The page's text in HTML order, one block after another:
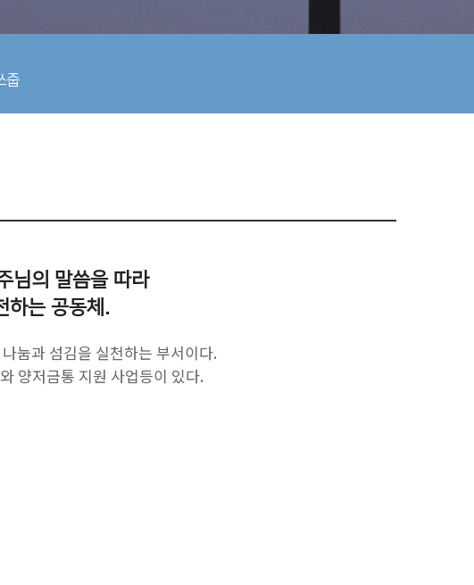
줍
님의 말씀을 따라
하는 공동체.
눔과 섬김을 실천하는 부서이다.
양저금통 지원 사업등이 있다.